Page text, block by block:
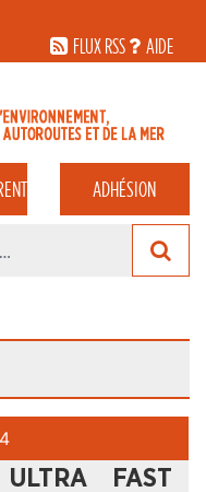
FLUX RSS
AIDE
ADHÉSION
FAST